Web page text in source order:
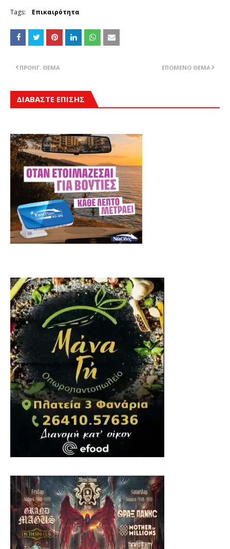
Tags: Επικαιρότητα
ΕΠΌΜΕΝΟ ΘΈΜΑ
ΠΡΟΗΓ. ΘΈΜΑ
ΔΙΑΒΑΣΤΕ ΕΠΙΣΗΣ